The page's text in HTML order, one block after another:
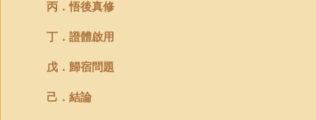
丙．悟後真修
丁．證體啟用
戊．歸宿問題
己．結論